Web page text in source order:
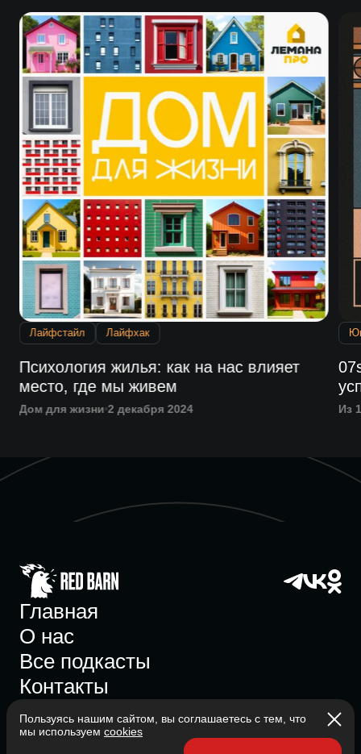
Лайфстайл Лайфхак
Психология жилья: как на нас влияет
место, где мы живем
Дом для жизни 2 декабря 2024 Из
Главная
О нас
Все подкасты
Контакты
Пользуясь нашим сайтом, вы соглашаетесь с тем, что
мы используем cookies